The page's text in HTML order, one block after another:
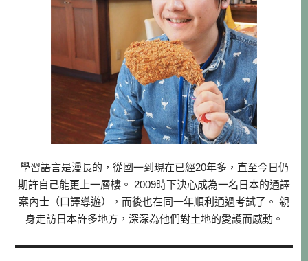
學習語言是漫長的，從國一到現在已經20年多，直至今日仍
期許自己能更上一層樓。 2009時下決心成為一名日本的通譯
案內士（口譯導遊），而後也在同一年順利通過考試了。 親
身走訪日本許多地方，深深為他們對土地的愛護而感動。